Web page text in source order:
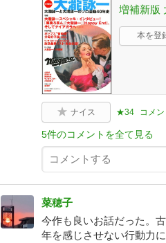
増補新版
本を登
ナイス ★34 コメ
5件のコメントを全て見る
菜穂子
今作も良いお話だった。
年を感じさせない行動力